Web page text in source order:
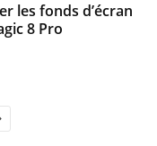
les fonds d’écran
8 Pro